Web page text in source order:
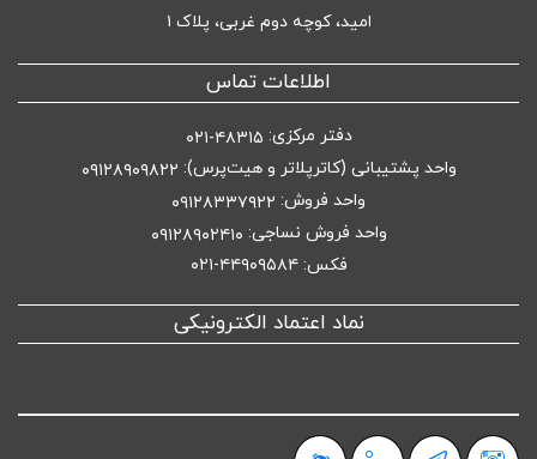
امید، کوچه دوم غربی، پلاک ۱
اطلاعات تماس
دفتر مرکزی: ۴۸۳۱۵-۰۲۱
واحد پشتیبانی (کاترپلاتر و هیت‌پرس): ۰۹۱۲۸۹۰۹۸۲۲
واحد فروش: ۰۹۱۲۸۳۳۷۹۲۲
واحد فروش نساجی: ۰۹۱۲۸۹۰۲۴۱۰
فکس: ۴۴۹۰۹۵۸۴-۰۲۱
نماد اعتماد الکترونیکی